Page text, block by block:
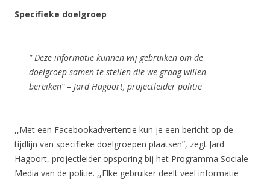
Specifieke doelgroep
” Deze informatie kunnen wij gebruiken om de
doelgroep samen te stellen die we graag willen
bereiken” – Jard Hagoort, projectleider politie
,,Met een Facebookadvertentie kun je een bericht op de
tijdlijn van specifieke doelgroepen plaatsen”, zegt Jard
Hagoort, projectleider opsporing bij het Programma Sociale
Media van de politie. ,,Elke gebruiker deelt veel informatie